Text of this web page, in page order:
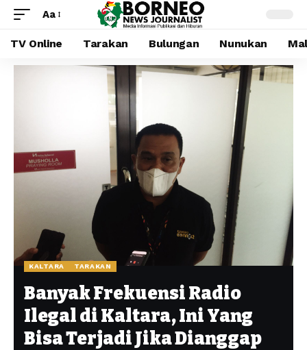
Aa
TV Online Tarakan Bulungan Nunukan
KALTARA TARAKAN
Banyak Frekuensi Radio
Ilegal di Kaltara, Ini Yang
Bisa Terjadi Jika Dianggap